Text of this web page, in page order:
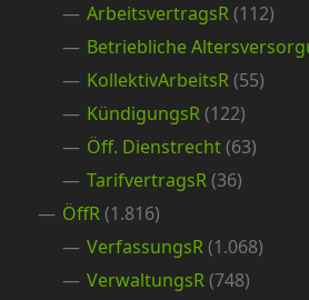
ArbeitsvertragsR(112)
Betriebliche
KollektivArbeitsR(55)
KündigungsR(122)
Öff. Dienstrecht(63)
TarifvertragsR(36)
ÖffR(1.816)
VerfassungsR(1.068)
VerwaltungsR(748)